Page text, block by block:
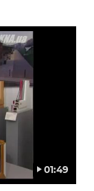
01:49